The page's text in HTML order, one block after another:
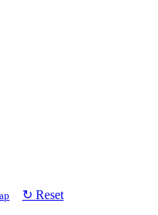
↻ Reset